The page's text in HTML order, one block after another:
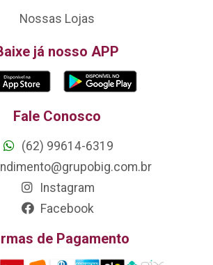
Nossas Lojas
já nosso APP
Fale Conosco
(62) 99614-6319
Instagram
Facebook
de Pagamento